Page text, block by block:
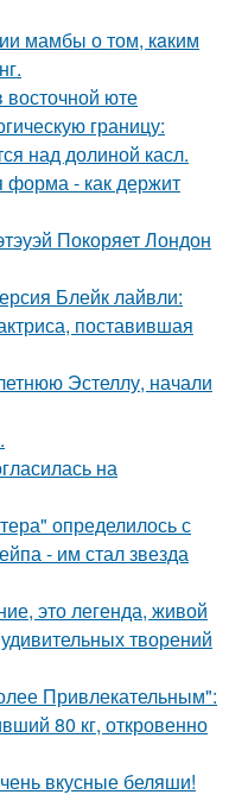
мамбы о том, кaким
юте
границу:
над долиной касл.
форма - как держит
Покоряет Лондон
Блейк лайвли:
поставившая
Эстеллу, начали
на
определилось с
- им стал звезда
это легенда, живой
творений
Привлекательным":
80 кг, откровенно
вкусные беляши!